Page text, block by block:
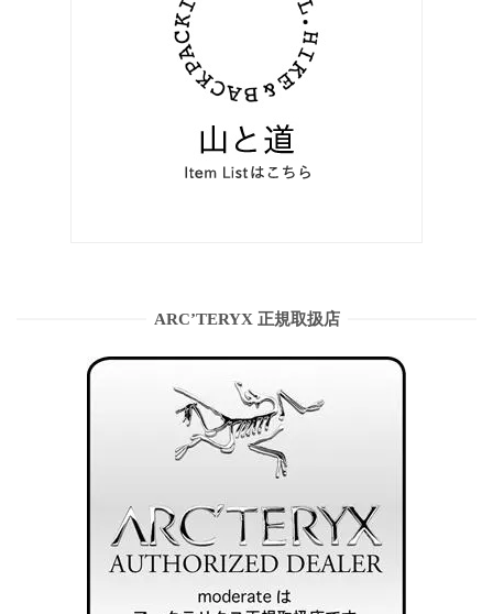
ARC’TERYX 正規取扱店